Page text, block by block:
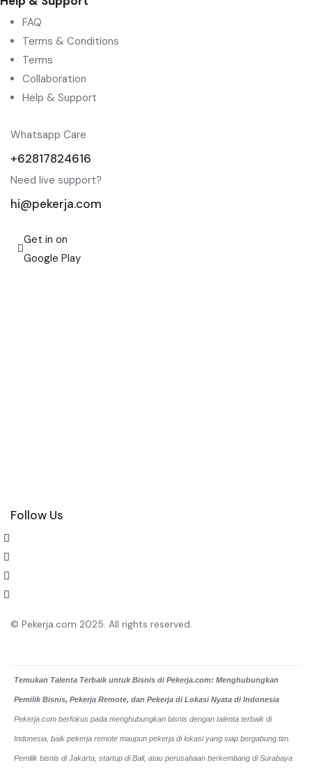
FAQ
Terms & Conditions
Terms
Collaboration
Help & Support
Whatsapp Care
+62817824616
Need live support?
hi@pekerja.com
Get in on
Google Play
Follow Us
© Pekerja.com 2025. All rights reserved.
Temukan Talenta Terbaik untuk Bisnis di Pekerja.com: Menghubungkan
Pemilik Bisnis, Pekerja Remote, dan Pekerja di Lokasi Nyata di Indonesia
Pekerja.com berfokus pada menghubungkan bisnis dengan talenta terbaik di
Indonesia, baik pekerja remote maupun pekerja di lokasi yang siap bergabung tim.
Pemilik bisnis di Jakarta, startup di Bali, atau perusahaan berkembang di Surabaya